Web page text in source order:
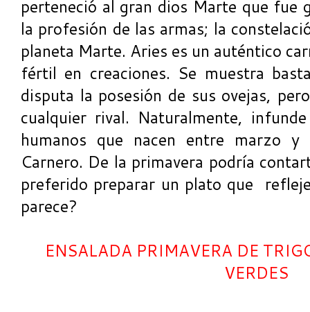
perteneció al gran dios Marte que fue
la profesión de las armas; la
planeta Marte. Aries es un auténtico
fértil en creaciones. Se muestra
disputa la posesión de sus ovejas,
cualquier rival. Naturalmente,
humanos que nacen entre marzo
Carnero. De la primavera podría
preferido preparar un plato que
parece?
ENSALADA PRIMAVERA DE
VERDES